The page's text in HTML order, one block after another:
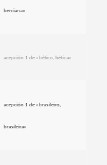
berciana»
acepción 1 de «bético, bética»
acepción 1 de «brasileiro,
brasileira»